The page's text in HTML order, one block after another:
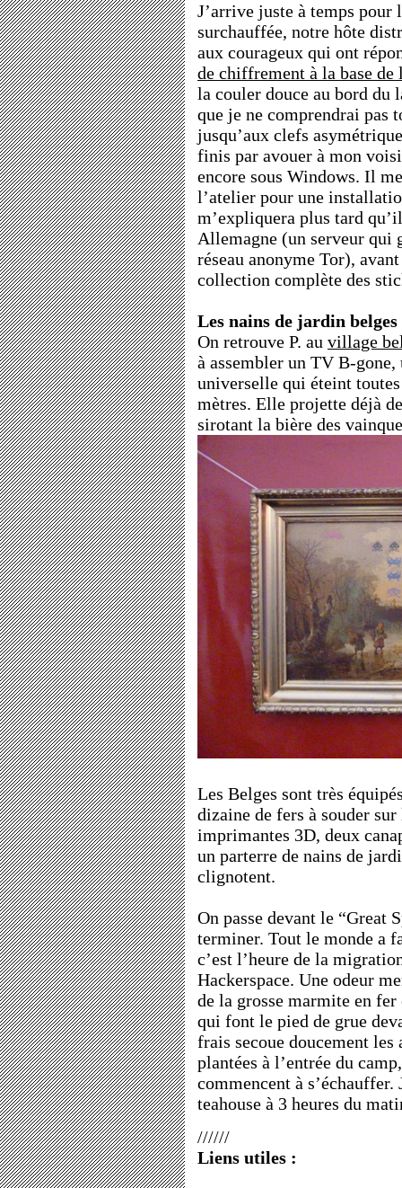
J’arrive juste à temps
surchauffée, notre hôte
aux courageux qui ont
de chiffrement à la base
la couler douce au bord du
que je ne comprendrai pas
jusqu’aux clefs
finis par avouer à mon
encore sous Windows. Il
l’atelier pour une
m’expliquera plus tard
Allemagne (un serveur qui
réseau anonyme Tor),
collection complète des
Les nains de jardin
On retrouve P. au village
à assembler un TV B-gone,
universelle qui éteint
mètres. Elle projette déjà
sirotant la bière des
Les Belges sont très
dizaine de fers à souder
imprimantes 3D, deux
un parterre de nains de
clignotent.
On passe devant le “Great
terminer. Tout le monde a
c’est l’heure de la
Hackerspace. Une odeur
de la grosse marmite en
qui font le pied de grue
frais secoue doucement les
plantées à l’entrée du
commencent à
teahouse à 3 heures du
//////
Liens utiles :